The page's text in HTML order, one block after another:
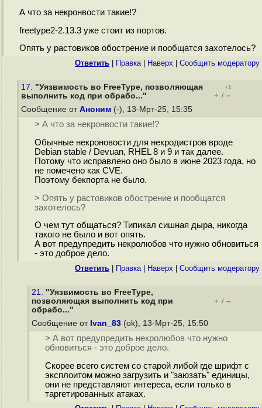
А что за некронвости такие!?
freetype2-2.13.3 уже стоит из портов.
Опять у растовиков обострение и пообщатся захотелось?
Ответить Правка| Наверх Cообщить модератору
17. "Уязвимость во FreeType, позволяющая
выполнить код при обрабо..."
+1
+ / –
Сообщение от Аноним (-), 13-Мрт-25, 15:35
> А что за некронвости такие!?
Обычные некроновости для некродистров вроде
Debian stable / Devuan, RHEL 8 и 9 и так далее.
Потому что исправлено оно было в июне 2023 года, но
не помечено как CVE.
Поэтому бекпорта не было.
> Опять у растовиков обострение и пообщатся
захотелось?
О чем тут общаться? Типикал сишная дыра, никогда
такого не было и вот опять.
А вот предупредить некролюбов что нужно обновиться
- это доброе дело.
Ответить Правка| Наверх Cообщить модератору
21. "Уязвимость во FreeType,
позволяющая выполнить код при
обрабо..."
+ / –
Сообщение от Ivan_83 (ok), 13-Мрт-25, 15:50
> А вот предупредить некролюбов что нужно
обновиться - это доброе дело.
Скорее всего систем со старой либой где шрифт с
эксплоитом можно загрузить и "заюзать" единицы,
они не представляют интереса, если только в
таргетированных атаках.